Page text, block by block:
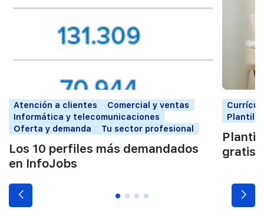
Atención a clientes
Comercial y ventas
Informática y telecomunicaciones
Oferta y demanda
Tu sector profesional
Los 10 perfiles más demandados
en InfoJobs
gratis